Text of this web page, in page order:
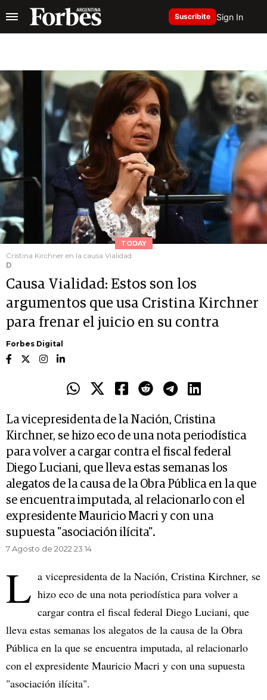
Suscribite Sign In
TODAY
Cristina Kirchner en la causa Vialidad
D
Causa Vialidad: Estos son los
argumentos que usa Cristina Kirchner
para frenar el juicio en su contra
Forbes Digital
La vicepresidenta de la Nación, Cristina
Kirchner, se hizo eco de una nota periodística
para volver a cargar contra el fiscal federal
Diego Luciani, que lleva estas semanas los
alegatos de la causa de la Obra Pública en la que
se encuentra imputada, al relacionarlo con el
expresidente Mauricio Macri y con una
supuesta "asociación ilícita".
7 Agosto de 2022 23.14
L a vicepresidenta de la Nación, Cristina Kirchner, se
hizo eco de una nota periodística para volver a
cargar contra el fiscal federal Diego Luciani, que
lleva estas semanas los alegatos de la causa de la Obra
Pública en la que se encuentra imputada, al relacionarlo
con el expresidente Mauricio Macri y con una supuesta
"asociación ilícita".